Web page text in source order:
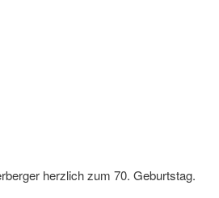
herzlich zum 70. Geburtstag.